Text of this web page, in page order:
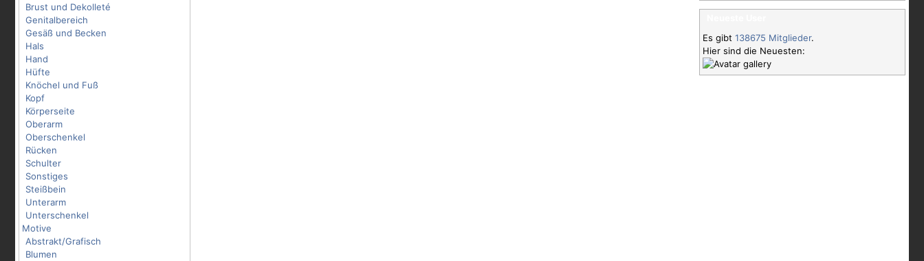
Brust und Dekolleté
Genitalbereich
Gesäß und Becken
Hals
Hand
Hüfte
Knöchel und Fuß
Kopf
Körperseite
Oberarm
Oberschenkel
Rücken
Schulter
Sonstiges
Steißbein
Unterarm
Unterschenkel
Motive
Abstrakt/Grafisch
Blumen
Es gibt 138675 Mitglieder.
Hier sind die Neuesten: